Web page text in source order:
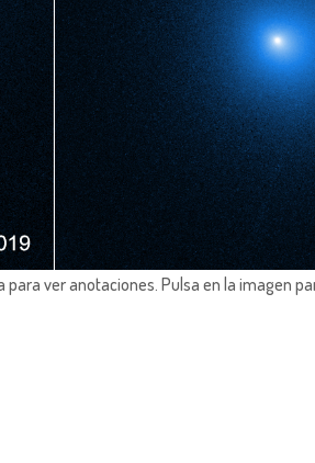
para ver anotaciones. Pulsa en la imagen